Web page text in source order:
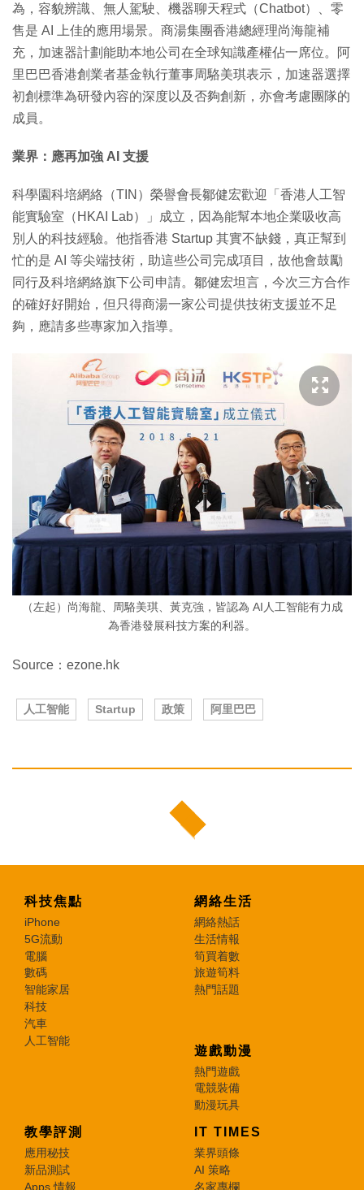
為，容貌辨識、無人駕駛、機器聊天程式（Chatbot）、零
售是 AI 上佳的應用場景。商湯集團香港總經理尚海龍補
充，加速器計劃能助本地公司在全球知識產權佔一席位。阿
里巴巴香港創業者基金執行董事周駱美琪表示，加速器選擇
初創標準為研發內容的深度以及否夠創新，亦會考慮團隊的
成員。
業界：應再加強 AI 支援
科學園科培網絡（TIN）榮譽會長鄒健宏歡迎「香港人工智
能實驗室（HKAI Lab）」成立，因為能幫本地企業吸收高
別人的科技經驗。他指香港 Startup 其實不缺錢，真正幫到
忙的是 AI 等尖端技術，助這些公司完成項目，故他會鼓勵
同行及科培網絡旗下公司申請。鄒健宏坦言，今次三方合作
的確好好開始，但只得商湯一家公司提供技術支援並不足
夠，應請多些專家加入指導。
（左起）尚海龍、周駱美琪、黃克強，皆認為 AI人工智能有力成
為香港發展科技方案的利器。
Source：ezone.hk
人工智能 Startup 政策 阿里巴巴
科技焦點
iPhone
5G流動
電腦
數碼
智能家居
科技
汽車
人工智能
網絡生活
網絡熱話
生活情報
筍買着數
旅遊筍料
熱門話題
遊戲動漫
熱門遊戲
電競裝備
動漫玩具
教學評測
應用秘技
新品測試
Apps 情報
IT TIMES
業界頭條
AI 策略
名家專欄